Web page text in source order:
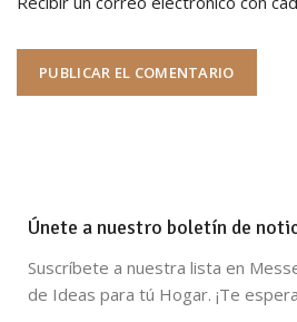
Únete a nuestro boletín de
Suscríbete a nuestra lista en
de Ideas para tú Hogar. ¡Te